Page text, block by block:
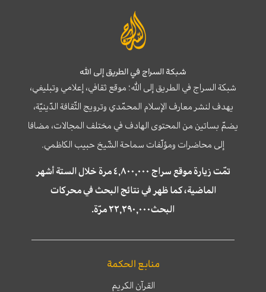
شبكة السراج في الطريق إلى الله
شبكة السراج في الطريق إلى الله؛ موقع ثقافي، إعلامي وتبليغي،
يهدف لنشر معارف الإسلام المحمّدي وترويج الثّقافة الدّينيّة،
يضمّ بساتين من المحتوى الهادف في مختلف المجالات، مضافا
إلى محاضرات ومؤلّفات سماحة الشّيخ حبيب الكاظمي.
تمّت زيارة موقع سراج ٤,٨٠٠,٠٠٠ مرة خلال الستة أشهر
الماضية، كما ظهر في نتائج البحث في محركات
البحث٢٢,٢٩٠,٠٠٠ مرّة.
منابع الحكمة
القرآن الكريم